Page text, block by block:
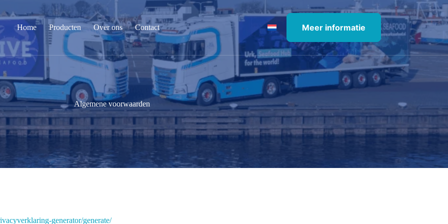
Home Producten Over ons Contact Meer informatie
Algemene voorwaarden
generator/generate/